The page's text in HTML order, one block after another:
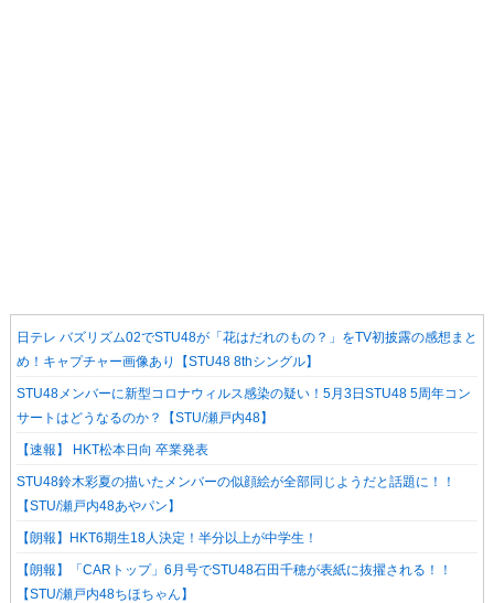
日テレ バズリズム02でSTU48が「花はだれのもの？」をTV初披露の感想まと
め！キャプチャー画像あり【STU48 8thシングル】
STU48メンバーに新型コロナウィルス感染の疑い！5月3日STU48 5周年コン
サートはどうなるのか？【STU/瀬戸内48】
【速報】 HKT松本日向 卒業発表
STU48鈴木彩夏の描いたメンバーの似顔絵が全部同じようだと話題に！！
【STU/瀬戸内48あやパン】
【朗報】HKT6期生18人決定！半分以上が中学生！
【朗報】「CARトップ」6月号でSTU48石田千穂が表紙に抜擢される！！
【STU/瀬戸内48ちほちゃん】